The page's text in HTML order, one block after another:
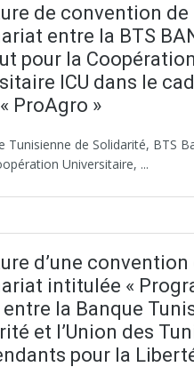
de convention de
entre la BTS
pour la Coopération
ICU dans le
ProAgro »
Tunisienne de Solidarité, BTS
Universitaire, ...
d’une convention
intitulée «
entre la Banque
et l’Union des
pour la